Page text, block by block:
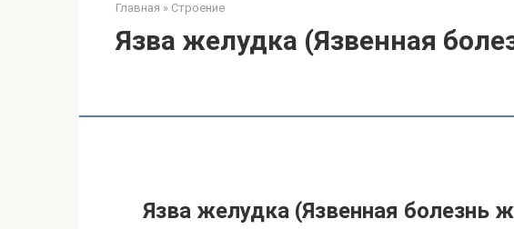
Главная » Строение
Язва желудка (Язвенная
Язва желудка (Язвенная болезнь